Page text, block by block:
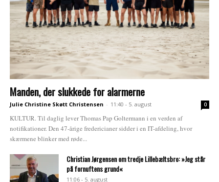
Manden, der slukkede for alarmerne
Julie Christine Skøtt Christensen - 11:40 - 5. august 0
KULTUR. Til daglig lever Thomas Pap Goltermann i en verden af
notifikationer. Den 47-årige fredericianer sidder i en IT-afdeling, hvor
skærmene blinker med røde...
Christian Jørgensen om tredje Lillebæltsbro: »Jeg står
på fornuftens grund«
11:06 - 5. august